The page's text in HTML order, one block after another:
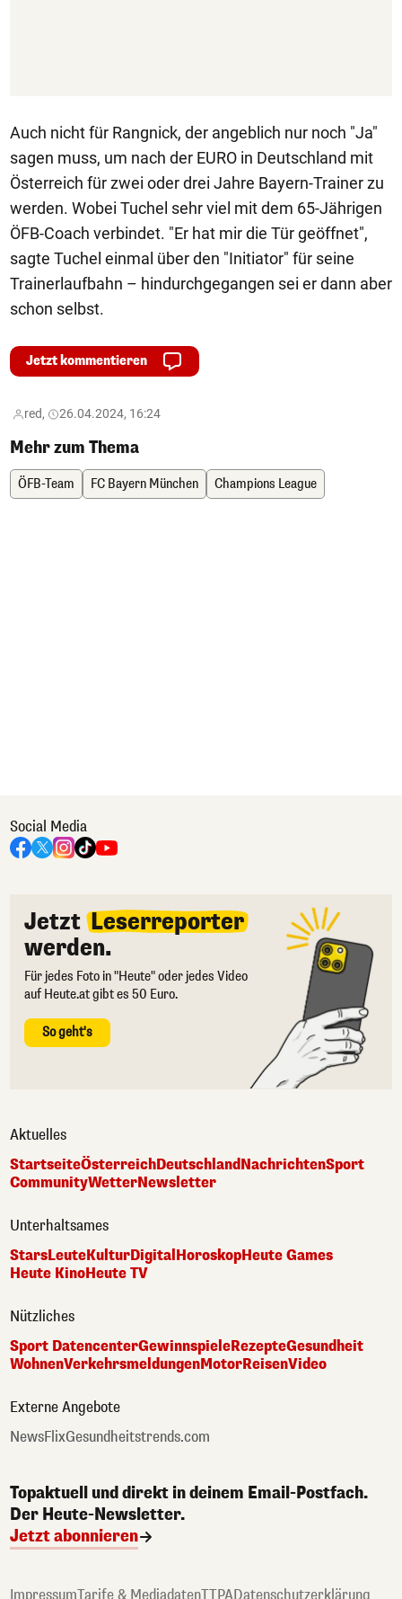
Auch nicht für Rangnick, der angeblich nur noch "Ja"
sagen muss, um nach der EURO in Deutschland mit
Österreich für zwei oder drei Jahre Bayern-Trainer zu
werden. Wobei Tuchel sehr viel mit dem 65-Jährigen
ÖFB-Coach verbindet. "Er hat mir die Tür geöffnet",
sagte Tuchel einmal über den "Initiator" für seine
Trainerlaufbahn – hindurchgegangen sei er dann aber
schon selbst.
Jetzt kommentieren
red, 26.04.2024, 16:24
Mehr zum Thema
ÖFB-Team FC Bayern München Champions League
Social Media
Jetzt Leserreporter
werden.
Für jedes Foto in "Heute" oder jedes Video
auf Heute.at gibt es 50 Euro.
So geht's
Aktuelles
StartseiteÖsterreichDeutschlandNachrichtenSport
CommunityWetterNewsletter
Unterhaltsames
StarsLeuteKulturDigital HoroskopHeute Games
Heute KinoHeute TV
Nützliches
Sport DatencenterGewinnspieleRezepteGesundheit
WohnenVerkehrsmeldungenMotorReisenVideo
Externe Angebote
NewsFlixGesundheitstrends.com
Topaktuell und direkt in deinem Email-Postfach.
Der Heute-Newsletter.
Jetzt abonnieren
ImpressumTarife & MediadatenTTPADatenschutzerklärung